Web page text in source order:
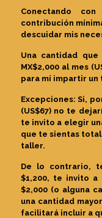
Conectando
contribución
descuidar mis
Una cantidad
MX$2,000 al mes
para mí impartir un
Excepciones: Si,
(US$67) no te
te invito a elegir
que te sientas
taller.
De lo contrario,
$1,200, te invito
$2,000 (o alguna
una cantidad
facilitará incluir a